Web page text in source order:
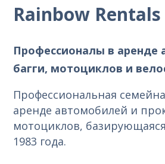
Rainbow Rentals
Профессионалы в аренде
багги, мотоциклов и
Профессиональная
аренде автомобилей и
мотоциклов,
1983 года.